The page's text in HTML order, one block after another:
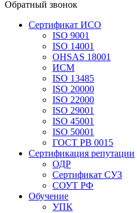
Обратный звонок
Сертификат ИСО
ISO 9001
ISO 14001
OHSAS 18001
ИСМ
ISO 13485
ISO 20000
ISO 22000
ISO 29001
ISO 45001
ISO 50001
ГОСТ РВ 0015
Сертификация репутации
ОДР
Сертификат СУЗ
СОУТ РФ
Обучение
УПК